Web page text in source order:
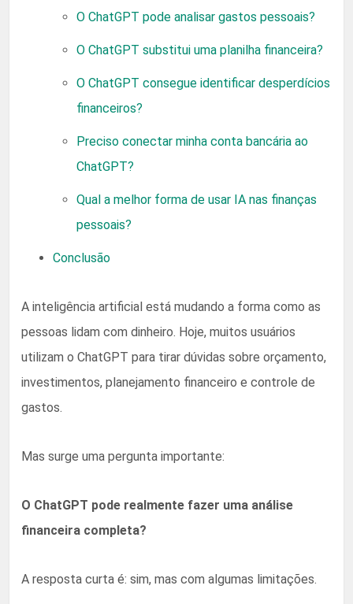
O ChatGPT pode analisar gastos pessoais?
O ChatGPT substitui uma planilha financeira?
O ChatGPT consegue identificar desperdícios
financeiros?
Preciso conectar minha conta bancária ao
ChatGPT?
Qual a melhor forma de usar IA nas finanças
pessoais?
Conclusão
A inteligência artificial está mudando a forma como as
pessoas lidam com dinheiro. Hoje, muitos usuários
utilizam o ChatGPT para tirar dúvidas sobre orçamento,
investimentos, planejamento financeiro e controle de
gastos.
Mas surge uma pergunta importante:
O ChatGPT pode realmente fazer uma análise
financeira completa?
A resposta curta é: sim, mas com algumas limitações.